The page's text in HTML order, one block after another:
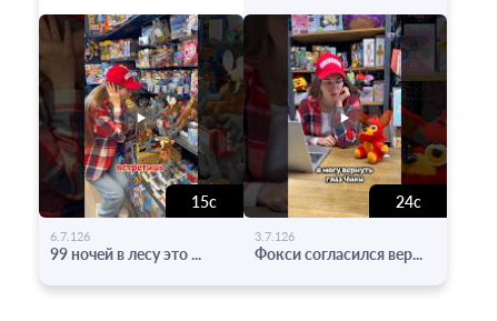
15с
6.7.126
99 ночей в лесу это ...
24с
3.7.126
Фокси согласился вер...